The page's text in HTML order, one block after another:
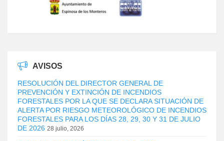
AVISOS
RESOLUCIÓN DEL DIRECTOR GENERAL DE
PREVENCIÓN Y EXTINCIÓN DE INCENDIOS
FORESTALES POR LA QUE SE DECLARA SITUACIÓN DE
ALERTA POR RIESGO METEOROLÓGICO DE INCENDIOS
FORESTALES PARA LOS DÍAS 28, 29, 30 Y 31 DE JULIO
DE 2026 28 julio, 2026